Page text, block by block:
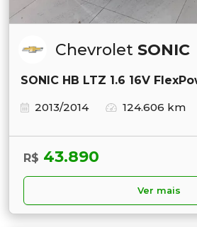
Chevrolet SONIC
SONIC HB LTZ 1.6 16V
2013/2014
124.606 km
R$ 43.890
Ver mais